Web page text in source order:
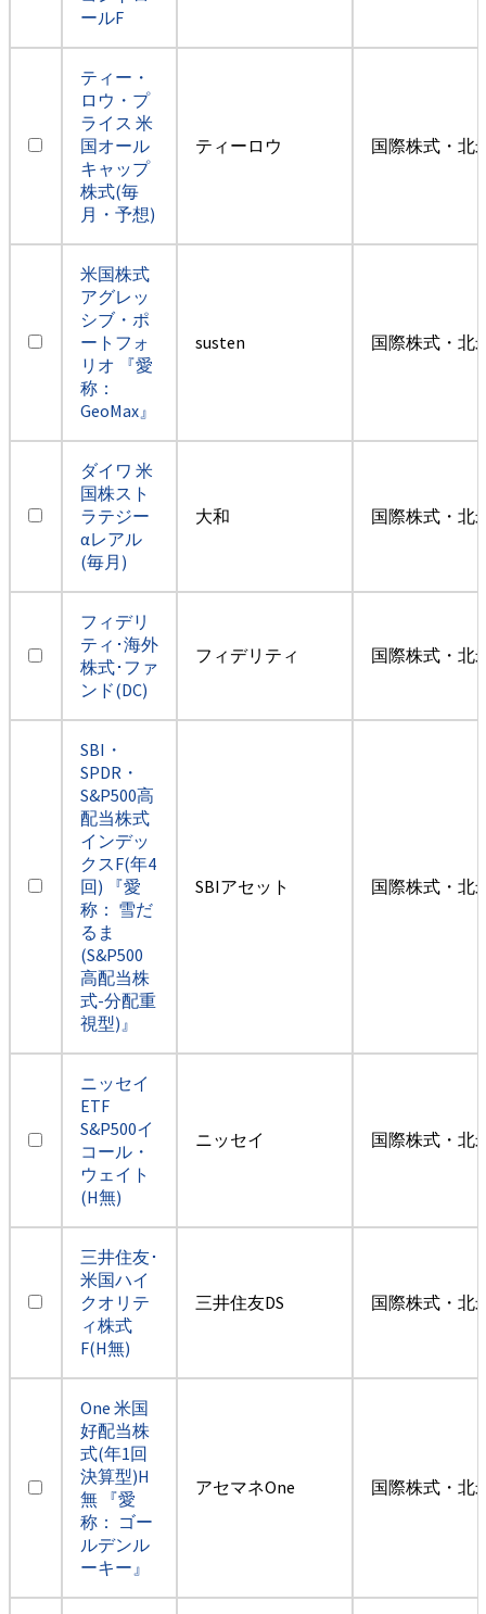
ールF
ティー・
ロウ・プ
ライス 米
国オール
キャップ
株式(毎
月・予想)
ティーロウ 国際株式・北
米国株式
アグレッ
シブ・ポ
ートフォ
リオ 『愛
称：
GeoMax』
susten 国際株式・北
ダイワ 米
国株スト
ラテジー
αレアル
(毎月)
大和 国際株式・北
フィデリ
ティ･海外
株式･ファ
ンド(DC)
フィデリティ 国際株式・北
SBI・
SPDR・
S&P500高
配当株式
インデッ
クスF(年4
回) 『愛
称： 雪だ
るま
(S&P500
高配当株
式-分配重
視型)』
SBIアセット 国際株式・北
ニッセイ
ETF
S&P500イ
コール・
ウェイト
(H無)
ニッセイ 国際株式・北
三井住友･
米国ハイ
クオリテ
ィ株式
F(H無)
三井住友DS 国際株式・北
One 米国
好配当株
式(年1回
決算型)H
無 『愛
称： ゴー
ルデンル
ーキー』
アセマネOne 国際株式・北